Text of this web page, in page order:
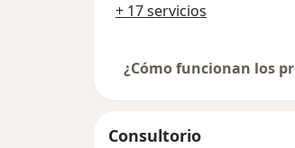
+ 17 servicios
¿Cómo funcionan los
Consultorio